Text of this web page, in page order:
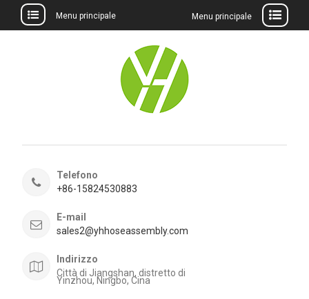
Menu principale Menu principale
Telefono
+86-15824530883
E-mail
sales2@yhhoseassembly.com
Indirizzo
Città di Jiangshan, distretto di
Yinzhou, Ningbo, Cina